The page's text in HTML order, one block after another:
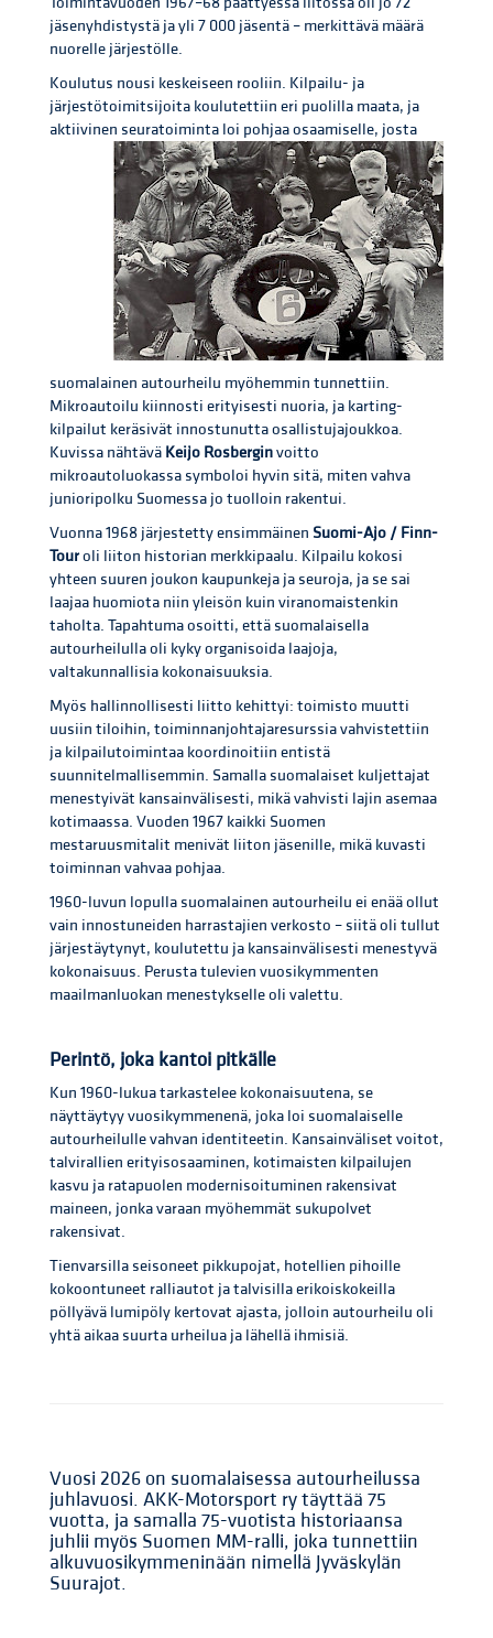
jäsenyhdistystä ja yli 7 000 jäsentä – merkittävä määrä
nuorelle järjestölle.
Koulutus nousi keskeiseen rooliin. Kilpailu- ja
järjestötoimitsijoita koulutettiin eri puolilla maata, ja
aktiivinen seuratoiminta loi pohjaa osaamiselle, josta
suomalainen autourheilu myöhemmin tunnettiin.
Mikroautoilu kiinnosti erityisesti nuoria, ja karting-
kilpailut keräsivät innostunutta osallistujajoukkoa.
Kuvissa nähtävä Keijo Rosberginvoitto
mikroautoluokassa symboloi hyvin sitä, miten vahva
junioripolku Suomessa jo tuolloin rakentui.
Vuonna 1968 järjestetty ensimmäinen Suomi-Ajo / Finn-
Touroli liiton historian merkkipaalu. Kilpailu kokosi
yhteen suuren joukon kaupunkeja ja seuroja, ja se sai
laajaa huomiota niin yleisön kuin viranomaistenkin
taholta. Tapahtuma osoitti, että suomalaisella
autourheilulla oli kyky organisoida laajoja,
valtakunnallisia kokonaisuuksia.
Myös hallinnollisesti liitto kehittyi: toimisto muutti
uusiin tiloihin, toiminnanjohtajaresurssia vahvistettiin
ja kilpailutoimintaa koordinoitiin entistä
suunnitelmallisemmin. Samalla suomalaiset kuljettajat
menestyivät kansainvälisesti, mikä vahvisti lajin asemaa
kotimaassa. Vuoden 1967 kaikki Suomen
mestaruusmitalit menivät liiton jäsenille, mikä kuvasti
toiminnan vahvaa pohjaa.
1960-luvun lopulla suomalainen autourheilu ei enää ollut
vain innostuneiden harrastajien verkosto – siitä oli tullut
järjestäytynyt, koulutettu ja kansainvälisesti menestyvä
kokonaisuus. Perusta tulevien vuosikymmenten
maailmanluokan menestykselle oli valettu.
Perintö, joka kantoi pitkälle
Kun 1960-lukua tarkastelee kokonaisuutena, se
näyttäytyy vuosikymmenenä, joka loi suomalaiselle
autourheilulle vahvan identiteetin. Kansainväliset voitot,
talvirallien erityisosaaminen, kotimaisten kilpailujen
kasvu ja ratapuolen modernisoituminen rakensivat
maineen, jonka varaan myöhemmät sukupolvet
rakensivat.
Tienvarsilla seisoneet pikkupojat, hotellien pihoille
kokoontuneet ralliautot ja talvisilla erikoiskokeilla
pöllyävä lumipöly kertovat ajasta, jolloin autourheilu oli
yhtä aikaa suurta urheilua ja lähellä ihmisiä.
Vuosi 2026 on suomalaisessa autourheilussa
juhlavuosi. AKK-Motorsport ry täyttää 75
vuotta, ja samalla 75-vuotista historiaansa
juhlii myös Suomen MM-ralli, joka tunnettiin
alkuvuosikymmeninään nimellä Jyväskylän
Suurajot.